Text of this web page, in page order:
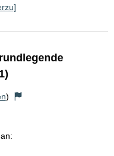
)